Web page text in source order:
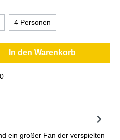
4 Personen
In den Warenkorb
ein großer Fan der verspielten